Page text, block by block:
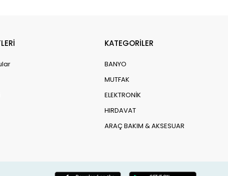
KATEGORİLER
BANYO
MUTFAK
ELEKTRONİK
HIRDAVAT
ARAÇ BAKIM & AKSESUAR